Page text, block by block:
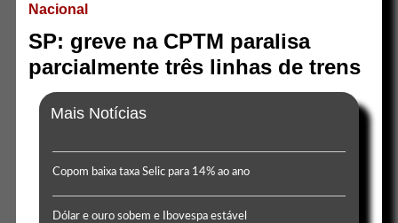
Nacional
SP: greve na CPTM paralisa
parcialmente três linhas de trens
Mais Notícias
Copom baixa taxa Selic para 14% ao ano
Dólar e ouro sobem e Ibovespa estável